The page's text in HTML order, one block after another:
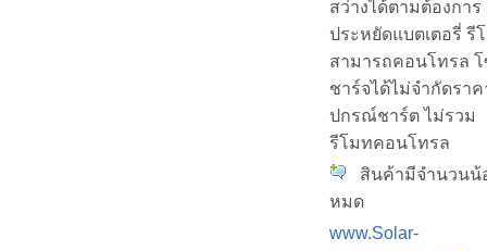
สว่างได้ตามต้องการ
ประหยัดแบตเตอรี่ รี
สามารถคอนโทรล
ชาร์จได้ไม่จำกัดรา
ปกรณ์ชาร์ต ไม่รวม
รีโมทคอนโทรล
สินค้ามีจำนวนน้
หมด
www.Solar-